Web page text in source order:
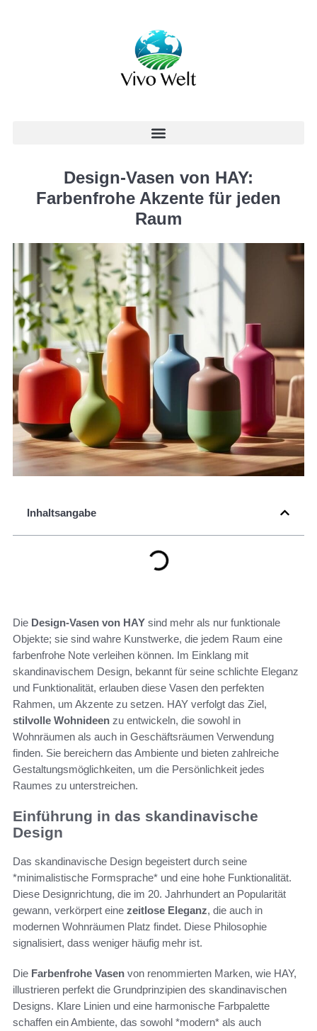
Design-Vasen von HAY:
Farbenfrohe Akzente für jeden
Raum
Inhaltsangabe
Die Design-Vasen von HAY sind mehr als nur funktionale
Objekte; sie sind wahre Kunstwerke, die jedem Raum eine
farbenfrohe Note verleihen können. Im Einklang mit
skandinavischem Design, bekannt für seine schlichte Eleganz
und Funktionalität, erlauben diese Vasen den perfekten
Rahmen, um Akzente zu setzen. HAY verfolgt das Ziel,
stilvolle Wohnideen zu entwickeln, die sowohl in
Wohnräumen als auch in Geschäftsräumen Verwendung
finden. Sie bereichern das Ambiente und bieten zahlreiche
Gestaltungsmöglichkeiten, um die Persönlichkeit jedes
Raumes zu unterstreichen.
Einführung in das skandinavische
Design
Das skandinavische Design begeistert durch seine
*minimalistische Formsprache* und eine hohe Funktionalität.
Diese Designrichtung, die im 20. Jahrhundert an Popularität
gewann, verkörpert eine zeitlose Eleganz, die auch in
modernen Wohnräumen Platz findet. Diese Philosophie
signalisiert, dass weniger häufig mehr ist.
Die Farbenfrohe Vasen von renommierten Marken, wie HAY,
illustrieren perfekt die Grundprinzipien des skandinavischen
Designs. Klare Linien und eine harmonische Farbpalette
schaffen ein Ambiente, das sowohl *modern* als auch